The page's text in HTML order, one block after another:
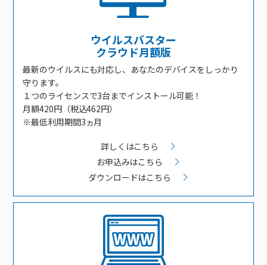
ポテトを導入している集合住宅
特典・キャンペーン
おトクな割引サービス
サポートサービストップ
リモートコール
回線速度測定
接続・設定⽅法
訪問サポート＆サポートパックサービス料⾦表
メンテナンス・障害情報
ポテトからのプレゼント
イベントカレンダー
チャンネル紹介
料⾦プラン
NHK衛星受信料団体⼀括⽀払
機器⼀覧
インターネットトップ
料⾦プラン
Wi-Fiサービス
ポテトホーム防犯カメラ
オプションサービス
インターネットギガシェアプラン
固定電話トップ
基本料⾦・通話料⾦
オプションサービス
auスマートバリュー
auまとめトーク
ポテトスマートフォン
ポテトスマートフォントップ
料⾦プラン
オプションサービス
でんき
でんきトップ
ポラリンでんき×ポテト
ケーブルプラスでんき
暮らしを快適にするサービス
暮らしを快適にするサービストップ
ポテトライフメール
⽣活あんしんサービス
みるプラス
メンテナンス
障害情報
マイページ
お申し込み
ウイルスバスター
クラウド月額版
最新のウイルスにも対応し、あなたのデバイスをしっかり
守ります。
１つのライセンスで3台までインストール可能！
月額420円（税込462円）
※最低利用期間3ヵ月
詳しくはこちら
お申込みはこちら
ダウンロードはこちら